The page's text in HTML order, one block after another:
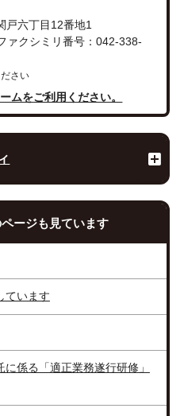
六丁目12番地1
クシミリ番号：042-338-
さい
ムをご利用ください。
ージも見ています
ています
係る「適正業務遂行研修」